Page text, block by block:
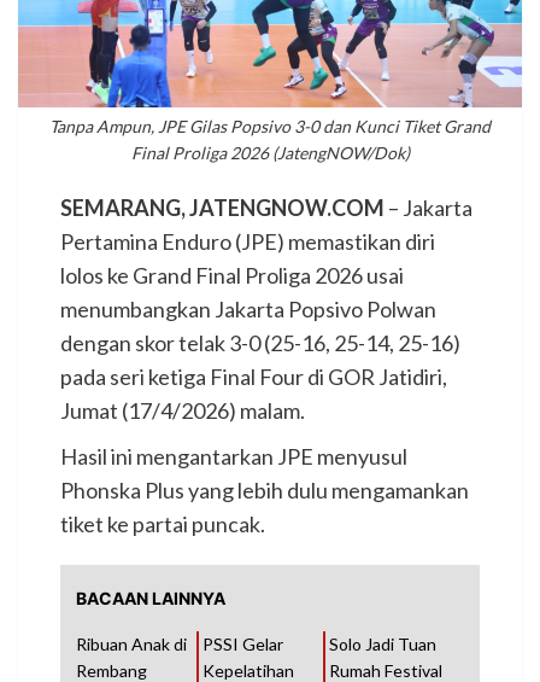
Tanpa Ampun, JPE Gilas Popsivo 3-0 dan Kunci Tiket Grand
Final Proliga 2026 (JatengNOW/Dok)
SEMARANG, JATENGNOW.COM – Jakarta
Pertamina Enduro (JPE) memastikan diri
lolos ke Grand Final Proliga 2026 usai
menumbangkan Jakarta Popsivo Polwan
dengan skor telak 3-0 (25-16, 25-14, 25-16)
pada seri ketiga Final Four di GOR Jatidiri,
Jumat (17/4/2026) malam.
Hasil ini mengantarkan JPE menyusul
Phonska Plus yang lebih dulu mengamankan
tiket ke partai puncak.
BACAAN LAINNYA
Ribuan Anak di
Rembang
PSSI Gelar
Kepelatihan
Solo Jadi Tuan
Rumah Festival